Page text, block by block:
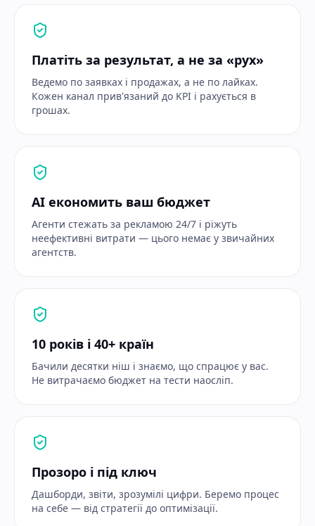
Платіть за результат, а не за «рух»
Ведемо по заявках і продажах, а не по лайках.
Кожен канал прив'язаний до KPI і рахується в
грошах.
AI економить ваш бюджет
Агенти стежать за рекламою 24/7 і ріжуть
неефективні витрати — цього немає у звичайних
агентств.
10 років і 40+ країн
Бачили десятки ніш і знаємо, що спрацює у вас.
Не витрачаємо бюджет на тести наосліп.
Прозоро і під ключ
Дашборди, звіти, зрозумілі цифри. Беремо процес
на себе — від стратегії до оптимізації.